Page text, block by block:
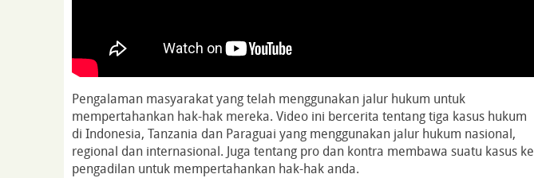
Pengalaman masyarakat yang telah menggunakan jalur hukum untuk
mempertahankan hak-hak mereka. Video ini bercerita tentang tiga kasus hukum
di Indonesia, Tanzania dan Paraguai yang menggunakan jalur hukum nasional,
regional dan internasional. Juga tentang pro dan kontra membawa suatu kasus ke
pengadilan untuk mempertahankan hak-hak anda.